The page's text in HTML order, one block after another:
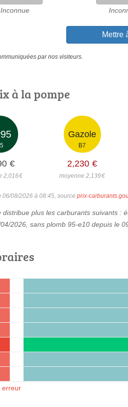
Inconnue
Mettre
par nos visiteurs.
à la pompe
€
2,016€
Gazole
B7
2,230 €
moyenne 2,139€
06/08/2026 à 08:45, source prix-
distribue plus les carburants suivants :
2026, sans plomb 95-e10 depuis le
erreur